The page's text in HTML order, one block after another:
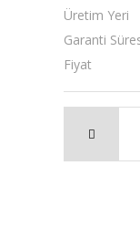
Üretim Yeri
Garanti
Fiyat